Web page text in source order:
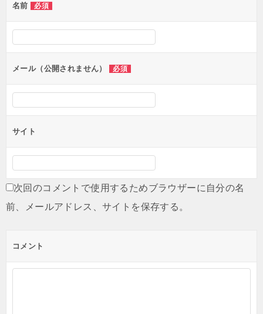
ー
シ
ョ
ン
名前 必須
メール（公開されません） 必須
サイト
次回のコメントで使用するためブラウザーに自分の名
前、メールアドレス、サイトを保存する。
コメント